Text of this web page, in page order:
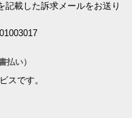
記載した訴求メールをお送り
払い）
スです。